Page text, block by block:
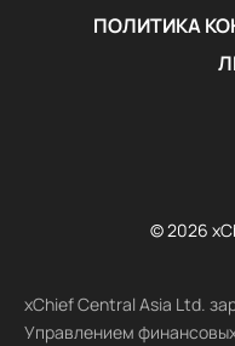
ПОЛИТИКА
© 2026
xChief Central Asia Ltd.
Управлением